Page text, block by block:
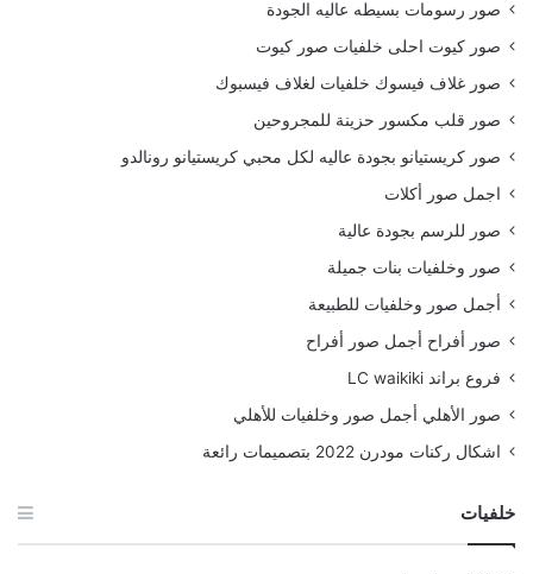
صور رسومات بسيطه عاليه الجودة
صور كيوت احلى خلفيات صور كيوت
صور غلاف فيسوك خلفيات لغلاف فيسبوك
صور قلب مكسور حزينة للمجروحين
صور كريستيانو بجودة عاليه لكل محبي كريستيانو رونالدو
اجمل صور أكلات
صور للرسم بجودة عالية
صور وخلفيات بنات جميلة
أجمل صور وخلفيات للطبيعة
صور أفراح أجمل صور أفراح
فروع براند LC waikiki
صور الأهلي أجمل صور وخلفيات للأهلي
اشكال ركنات مودرن 2022 بتصميمات رائعة
خلفيات